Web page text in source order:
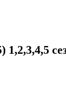
1,2,3,4,5